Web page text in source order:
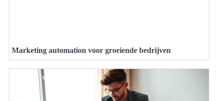
Marketing automation voor groeiende bedrijven